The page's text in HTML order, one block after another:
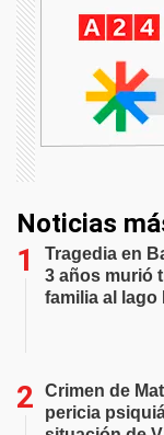
Noticias
Tragedia en
3 años murió
familia al lago
Crimen de
pericia